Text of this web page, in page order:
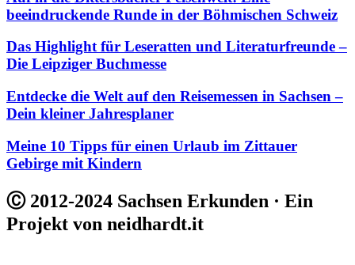
beeindruckende Runde in der Böhmischen Schweiz
Das Highlight für Leseratten und Literaturfreunde –
Die Leipziger Buchmesse
Entdecke die Welt auf den Reisemessen in Sachsen –
Dein kleiner Jahresplaner
Meine 10 Tipps für einen Urlaub im Zittauer
Gebirge mit Kindern
Ⓒ 2012-2024 Sachsen Erkunden · Ein
Projekt von neidhardt.it